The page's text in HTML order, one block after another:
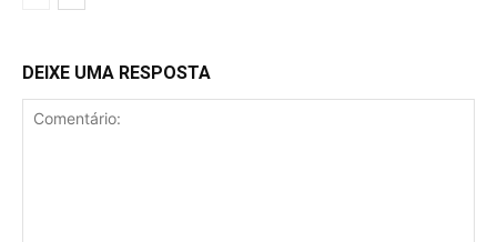
DEIXE UMA RESPOSTA